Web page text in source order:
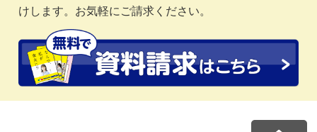
けします。お気軽にご請求ください。